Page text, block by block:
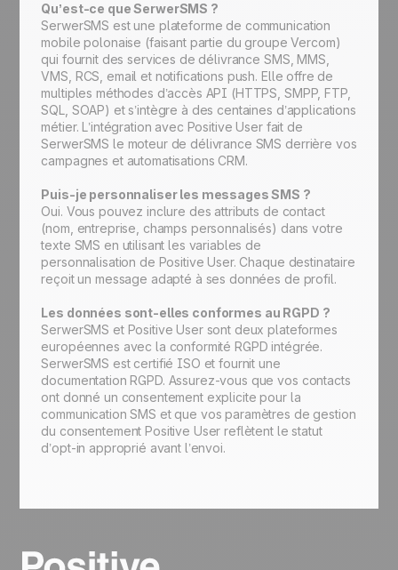
Qu’est-ce que SerwerSMS ?
SerwerSMS est une plateforme de communication
mobile polonaise (faisant partie du groupe Vercom)
qui fournit des services de délivrance SMS, MMS,
VMS, RCS, email et notifications push. Elle offre de
multiples méthodes d’accès API (HTTPS, SMPP, FTP,
SQL, SOAP) et s’intègre à des centaines d’applications
métier. L’intégration avec Positive User fait de
SerwerSMS le moteur de délivrance SMS derrière vos
campagnes et automatisations CRM.
Puis-je personnaliser les messages SMS ?
Oui. Vous pouvez inclure des attributs de contact
(nom, entreprise, champs personnalisés) dans votre
texte SMS en utilisant les variables de
personnalisation de Positive User. Chaque destinataire
reçoit un message adapté à ses données de profil.
Les données sont-elles conformes au RGPD ?
SerwerSMS et Positive User sont deux plateformes
européennes avec la conformité RGPD intégrée.
SerwerSMS est certifié ISO et fournit une
documentation RGPD. Assurez-vous que vos contacts
ont donné un consentement explicite pour la
communication SMS et que vos paramètres de gestion
du consentement Positive User reflètent le statut
d’opt-in approprié avant l’envoi.